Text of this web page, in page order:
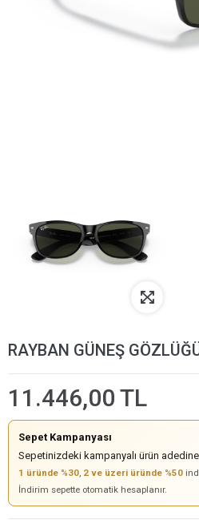
RAYBAN GÜNEŞ
11.446,00 TL
Sepet Kampanyası
Sepetinizdeki kampanyalı ürün
1 üründe %30, 2 ve üzeri üründe %50
İndirim sepette otomatik hesaplanır.